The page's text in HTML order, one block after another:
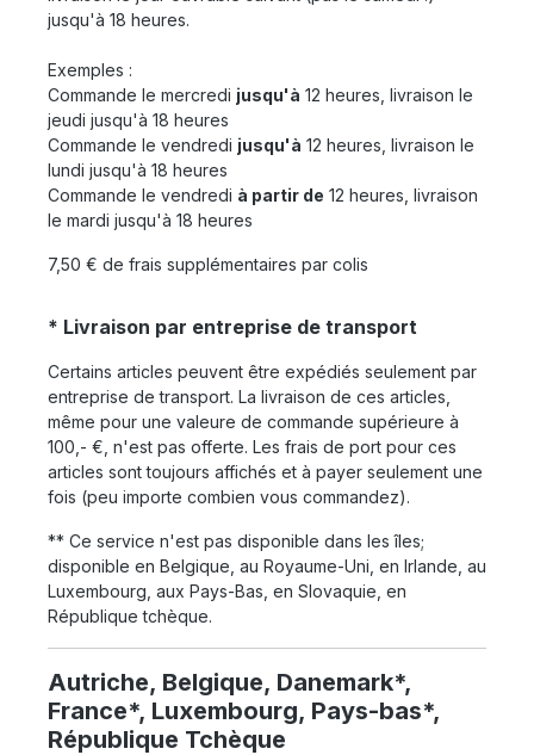
jusqu'à 18 heures.
Exemples :
Commande le mercredi jusqu'à 12 heures, livraison le
jeudi jusqu'à 18 heures
Commande le vendredi jusqu'à 12 heures, livraison le
lundi jusqu'à 18 heures
Commande le vendredi à partir de 12 heures, livraison
le mardi jusqu'à 18 heures
7,50 € de frais supplémentaires par colis
* Livraison par entreprise de transport
Certains articles peuvent être expédiés seulement par
entreprise de transport. La livraison de ces articles,
même pour une valeure de commande supérieure à
100,- €, n'est pas offerte. Les frais de port pour ces
articles sont toujours affichés et à payer seulement une
fois (peu importe combien vous commandez).
** Ce service n'est pas disponible dans les îles;
disponible en Belgique, au Royaume-Uni, en Irlande, au
Luxembourg, aux Pays-Bas, en Slovaquie, en
République tchèque.
Autriche, Belgique, Danemark*,
France*, Luxembourg, Pays-bas*,
République Tchèque